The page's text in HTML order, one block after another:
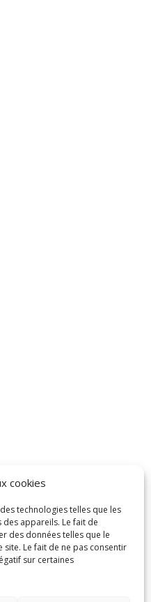
cookies
technologies telles que les
appareils. Le fait de
des données telles que le
Le fait de ne pas consentir
sur certaines